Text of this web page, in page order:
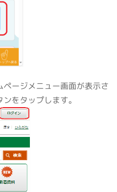
ページメニュー画面が表示さ
をタップします。